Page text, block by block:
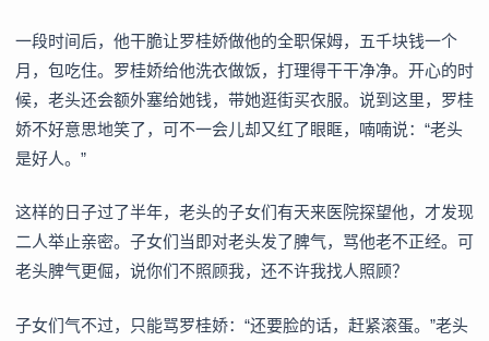
一段时间后，他干脆让罗桂娇做他的全职保姆，五千块钱一个
月，包吃住。罗桂娇给他洗衣做饭，打理得干干净净。开心的时
候，老头还会额外塞给她钱，带她逛街买衣服。说到这里，罗桂
娇不好意思地笑了，可不一会儿却又红了眼眶，喃喃说：“老头
是好人。”
这样的日子过了半年，老头的子女们有天来医院探望他，才发现
二人举止亲密。子女们当即对老头发了脾气，骂他老不正经。可
老头脾气更倔，说你们不照顾我，还不许我找人照顾？
子女们气不过，只能骂罗桂娇：“还要脸的话，赶紧滚蛋。”老头